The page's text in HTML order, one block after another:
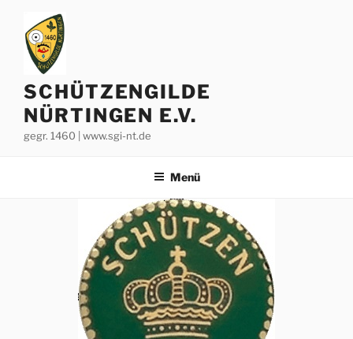
Inhalt
springen
SCHÜTZENGILDE
NÜRTINGEN E.V.
gegr. 1460 | www.sgi-nt.de
Menü